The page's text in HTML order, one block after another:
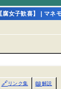
女子歓喜】 | マネ
🔗リンク集 📖解説